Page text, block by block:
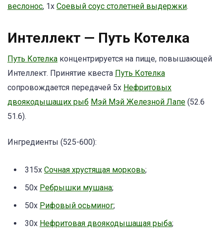
веслонос, 1х Соевый соус столетней выдержки.
Интеллект — Путь Котелка
Путь Котелка концентрируется на пище, повышающей
Интеллект. Принятие квеста Путь Котелка
сопровождается передачей 5x Нефритовых
двоякодышащих рыб Мэй Мэй Железной Лапе (52.6
51.6).
Ингредиенты (525-600):
315х Сочная хрустящая морковь;
50x Ребрышки мушана;
50x Рифовый осьминог;
30x Нефритовая двоякодышащая рыба;